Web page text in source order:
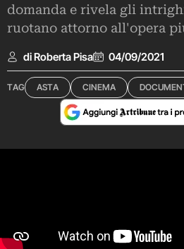
domanda e rivela gli
ruotano attorno all'opera
di Roberta Pisa 04/09/2021
TAG ASTA CINEMA